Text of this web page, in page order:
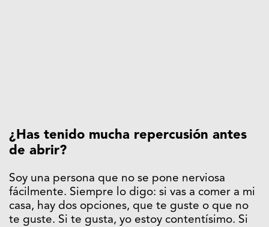
¿Has tenido mucha repercusión antes
de abrir?
Soy una persona que no se pone nerviosa
fácilmente. Siempre lo digo: si vas a comer a mi
casa, hay dos opciones, que te guste o que no
te guste. Si te gusta, yo estoy contentísimo. Si